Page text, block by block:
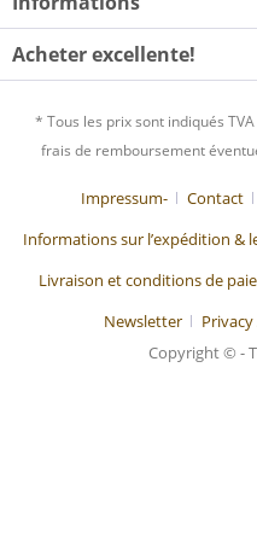
Acheter excellente!
* Tous les prix sont indiqués
frais de remboursement
Impressum- Contact
Informations sur l’expédition &
Livraison et conditions de
Newsletter
Copyright © -